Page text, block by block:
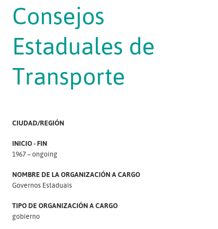
Consejos
Estaduales de
Transporte
CIUDAD/REGIÓN
INICIO - FIN
1967 – ongoing
NOMBRE DE LA ORGANIZACIÓN A CARGO
Governos Estaduais
TIPO DE ORGANIZACIÓN A CARGO
gobierno